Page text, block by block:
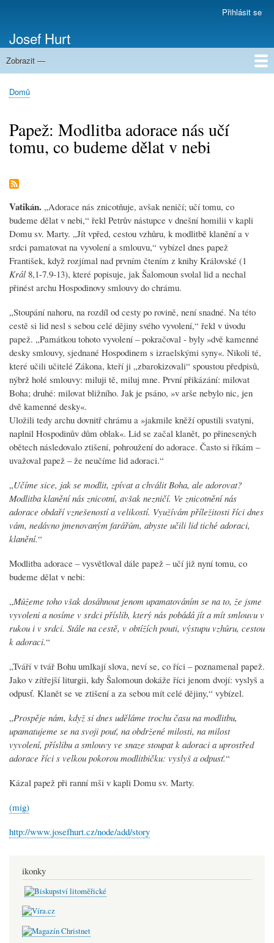
obsahu
uživatelského
účtu
Přihlásit se
Josef Hurt
Zobrazit —
Domů
Drobečková
Domů
Papež: Modlitba adorace nás učí
tomu, co budeme dělat v nebi
Vatikán. „Adorace nás znicotňuje, avšak neničí; učí tomu, co
budeme dělat v nebi,“ řekl Petrův nástupce v dnešní homilii v kapli
Domu sv. Marty. „Jít vpřed, cestou vzhůru, k modlitbě klanění a v
srdci pamatovat na vyvolení a smlouvu,“ vybízel dnes papež
František, když rozjímal nad prvním čtením z knihy Královské (1
Král 8,1-7.9-13), které popisuje, jak Šalomoun svolal lid a nechal
přinést archu Hospodinovy smlouvy do chrámu.
„Stoupání nahoru, na rozdíl od cesty po rovině, není snadné. Na této
cestě si lid nesl s sebou celé dějiny svého vyvolení,“ řekl v úvodu
papež. „Památkou tohoto vyvolení – pokračoval - byly »dvě kamenné
desky smlouvy, sjednané Hospodinem s izraelskými syny«. Nikoli té,
které učili učitelé Zákona, kteří ji „zbarokizovali“ spoustou předpisů,
nýbrž holé smlouvy: miluji tě, miluj mne. První přikázání: milovat
Boha; druhé: milovat bližního. Jak je psáno, »v arše nebylo nic, jen
dvě kamenné desky«.
Uložili tedy archu dovnitř chrámu a »jakmile kněží opustili svatyni,
naplnil Hospodinův dům oblak«. Lid se začal klanět, po přinesených
obětech následovalo ztišení, pohroužení do adorace. Často si říkám –
uvažoval papež – že neučíme lid adoraci.“
„Učíme sice, jak se modlit, zpívat a chválit Boha, ale adorovat?
Modlitba klanění nás znicotní, avšak nezničí. Ve znicotnění nás
adorace obdaří vznešeností a velikostí. Využívám příležitosti říci dnes
vám, nedávno jmenovaným farářům, abyste učili lid tiché adoraci,
klanění.“
Modlitba adorace – vysvětloval dále papež – učí již nyní tomu, co
budeme dělat v nebi:
„Můžeme toho však dosáhnout jenom upamatováním se na to, že jsme
vyvoleni a nosíme v srdci příslib, který nás pobádá jít a mít smlouvu v
rukou i v srdci. Stále na cestě, v obtížích pouti, výstupu vzhůru, cestou
k adoraci.“
„Tváří v tvář Bohu umlkají slova, neví se, co říci – poznamenal papež.
Jako v zítřejší liturgii, kdy Šalomoun dokáže říci jenom dvojí: vyslyš a
odpusť. Klanět se ve ztišení a za sebou mít celé dějiny,“ vybízel.
„Prospěje nám, když si dnes uděláme trochu času na modlitbu,
upamatujeme se na svoji pouť, na obdržené milosti, na milost
vyvolení, příslibu a smlouvy ve snaze stoupat k adoraci a uprostřed
adorace říci s velkou pokorou modlitbičku: vyslyš a odpusť.“
Kázal papež při ranní mši v kapli Domu sv. Marty.
(mig)
http://www.josefhurt.cz/node/add/story
ikonky